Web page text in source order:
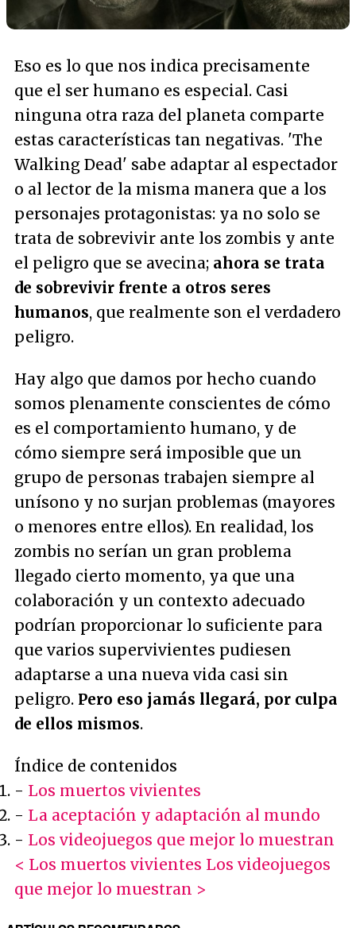
Eso es lo que nos indica precisamente
que el ser humano es especial. Casi
ninguna otra raza del planeta comparte
estas características tan negativas. 'The
Walking Dead' sabe adaptar al espectador
o al lector de la misma manera que a los
personajes protagonistas: ya no solo se
trata de sobrevivir ante los zombis y ante
el peligro que se avecina; ahora se trata
de sobrevivir frente a otros seres
humanos, que realmente son el verdadero
peligro.
Hay algo que damos por hecho cuando
somos plenamente conscientes de cómo
es el comportamiento humano, y de
cómo siempre será imposible que un
grupo de personas trabajen siempre al
unísono y no surjan problemas (mayores
o menores entre ellos). En realidad, los
zombis no serían un gran problema
llegado cierto momento, ya que una
colaboración y un contexto adecuado
podrían proporcionar lo suficiente para
que varios supervivientes pudiesen
adaptarse a una nueva vida casi sin
peligro. Pero eso jamás llegará, por culpa
de ellos mismos.
Índice de contenidos
- Los muertos vivientes
- La aceptación y adaptación al mundo
- Los videojuegos que mejor lo muestran
< Los muertos vivientes Los videojuegos
que mejor lo muestran >